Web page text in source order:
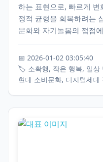
하는 표현으로, 빠르게
정적 균형을 회복하려는
문화와 자기돌봄의 접점
📅 2026-01-02 03:05:40
🏷️ 소확행, 작은 행복, 일상
현대 소비문화, 디지털세